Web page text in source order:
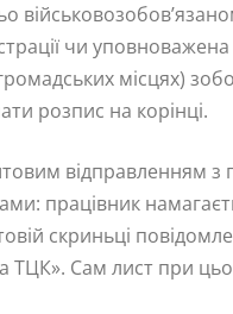
чи
місцях)
розпис на корінці.
відправленням з
працівник
скриньці
Сам лист при